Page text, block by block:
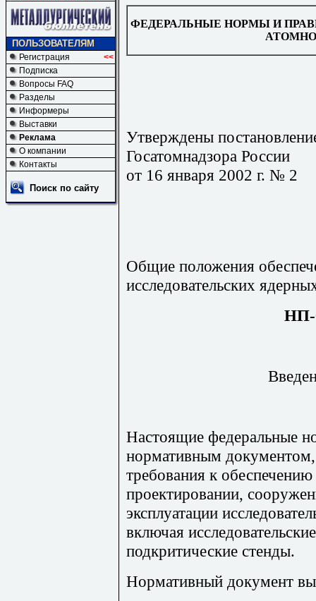
ПОЛЬЗОВАТЕЛЯМ
Регистрация
<<
Подписка
Вопросы FAQ
Разделы
Информеры
Выставки
Реклама
О компании
Контакты
Поиск по сайту
ФЕДЕРАЛЬНЫЕ НОРМЫ И
Утверждены
Госатомнадзора России
от 16 января 2002 г. № 2
Общие положения
исследовательских
НП-
Настоящие федеральные
нормативным
требования к
проектировании,
эксплуатации
включая
подкритические стенды.
Нормативный документ